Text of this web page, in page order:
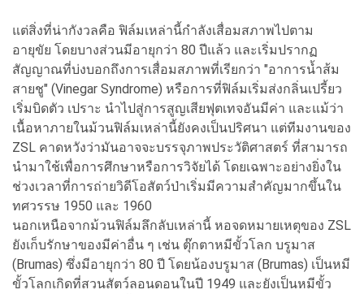
แต่สิ่งที่น่ากังวลคือ ฟิล์มเหล่านี้กำลังเสื่อมสภาพไปตาม
อายุขัย โดยบางส่วนมีอายุกว่า 80 ปีแล้ว และเริ่มปรากฏ
สัญญาณที่บ่งบอกถึงการเสื่อมสภาพที่เรียกว่า "อาการน้ำส้ม
สายชู" (Vinegar Syndrome) หรือการที่ฟิล์มเริ่มส่งกลิ่นเปรี้ยว
เริ่มบิดตัว เปราะ นำไปสู่การสูญเสียฟุตเทจอันมีค่า และแม้ว่า
เนื้อหาภายในม้วนฟิล์มเหล่านี้ยังคงเป็นปริศนา แต่ทีมงานของ
ZSL คาดหวังว่ามันอาจจะบรรจุภาพประวัติศาสตร์ ที่สามารถ
นำมาใช้เพื่อการศึกษาหรือการวิจัยได้ โดยเฉพาะอย่างยิ่งใน
ช่วงเวลาที่การถ่ายวิดีโอสัตว์ป่าเริ่มมีความสำคัญมากขึ้นใน
ทศวรรษ 1950 และ 1960
นอกเหนือจากม้วนฟิล์มลึกลับเหล่านี้ หอจดหมายเหตุของ ZSL
ยังเก็บรักษาของมีค่าอื่น ๆ เช่น ตุ๊กตาหมีขั้วโลก บรูมาส
(Brumas) ซึ่งมีอายุกว่า 80 ปี โดยน้องบรูมาส (Brumas) เป็นหมี
ขั้วโลกเกิดที่สวนสัตว์ลอนดอนในปี 1949 และยังเป็นหมีขั้ว